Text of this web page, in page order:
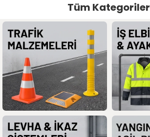
Tüm Kategoriler